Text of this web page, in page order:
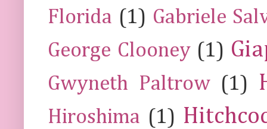
Florida (1) Gabriele
George Clooney (1)
Gwyneth Paltrow (1)
Hiroshima (1)